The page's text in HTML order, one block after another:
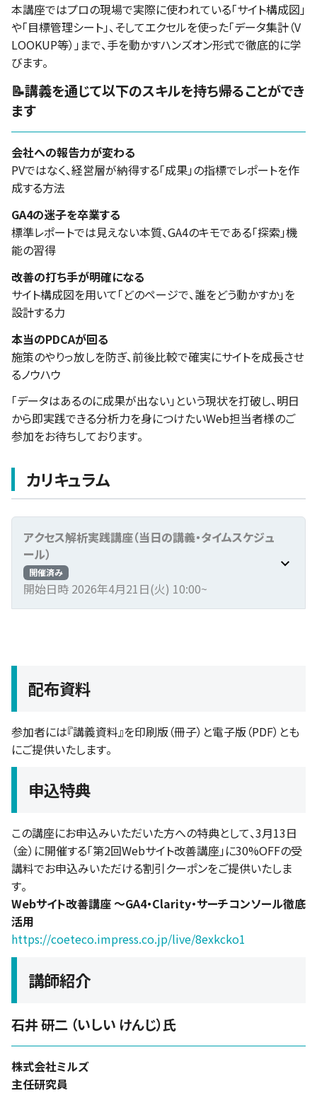
本講座ではプロの現場で実際に使われている「サイト構成図」
や「目標管理シート」、そしてエクセルを使った「データ集計（V
LOOKUP等）」まで、手を動かすハンズオン形式で徹底的に学
びます。
📝講義を通じて以下のスキルを持ち帰ることができ
ます
会社への報告力が変わる
PVではなく、経営層が納得する「成果」の指標でレポートを作
成する方法
GA4の迷子を卒業する
標準レポートでは見えない本質、GA4のキモである「探索」機
能の習得
改善の打ち手が明確になる
サイト構成図を用いて「どのページで、誰をどう動かすか」を
設計する力
本当のPDCAが回る
施策のやりっ放しを防ぎ、前後比較で確実にサイトを成長させ
るノウハウ
「データはあるのに成果が出ない」という現状を打破し、明日
から即実践できる分析力を身につけたいWeb担当者様のご
参加をお待ちしております。
カリキュラム
アクセス解析実践講座（当日の講義・タイムスケジュ
ール）
開催済み
開始日時 2026年4月21日(火) 10:00~
配布資料
参加者には『講義資料』を印刷版（冊子）と電子版（PDF）とも
にご提供いたします。
申込特典
この講座にお申込みいただいた方への特典として、3月13日
（金）に開催する「第2回Webサイト改善講座」に30%OFFの受
講料でお申込みいただける割引クーポンをご提供いたしま
す。
Webサイト改善講座 ～GA4・Clarity・サーチコンソール徹底
活用
https://coeteco.impress.co.jp/live/8exkcko1
講師紹介
石井 研二 （いしい けんじ）氏
株式会社ミルズ
主任研究員